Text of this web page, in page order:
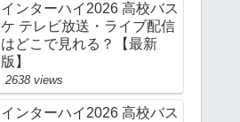
インターハイ2026 高校バス
ケ テレビ放送・ライブ配信
はどこで見れる？【最新
版】
2638 views
インターハイ2026 高校バス